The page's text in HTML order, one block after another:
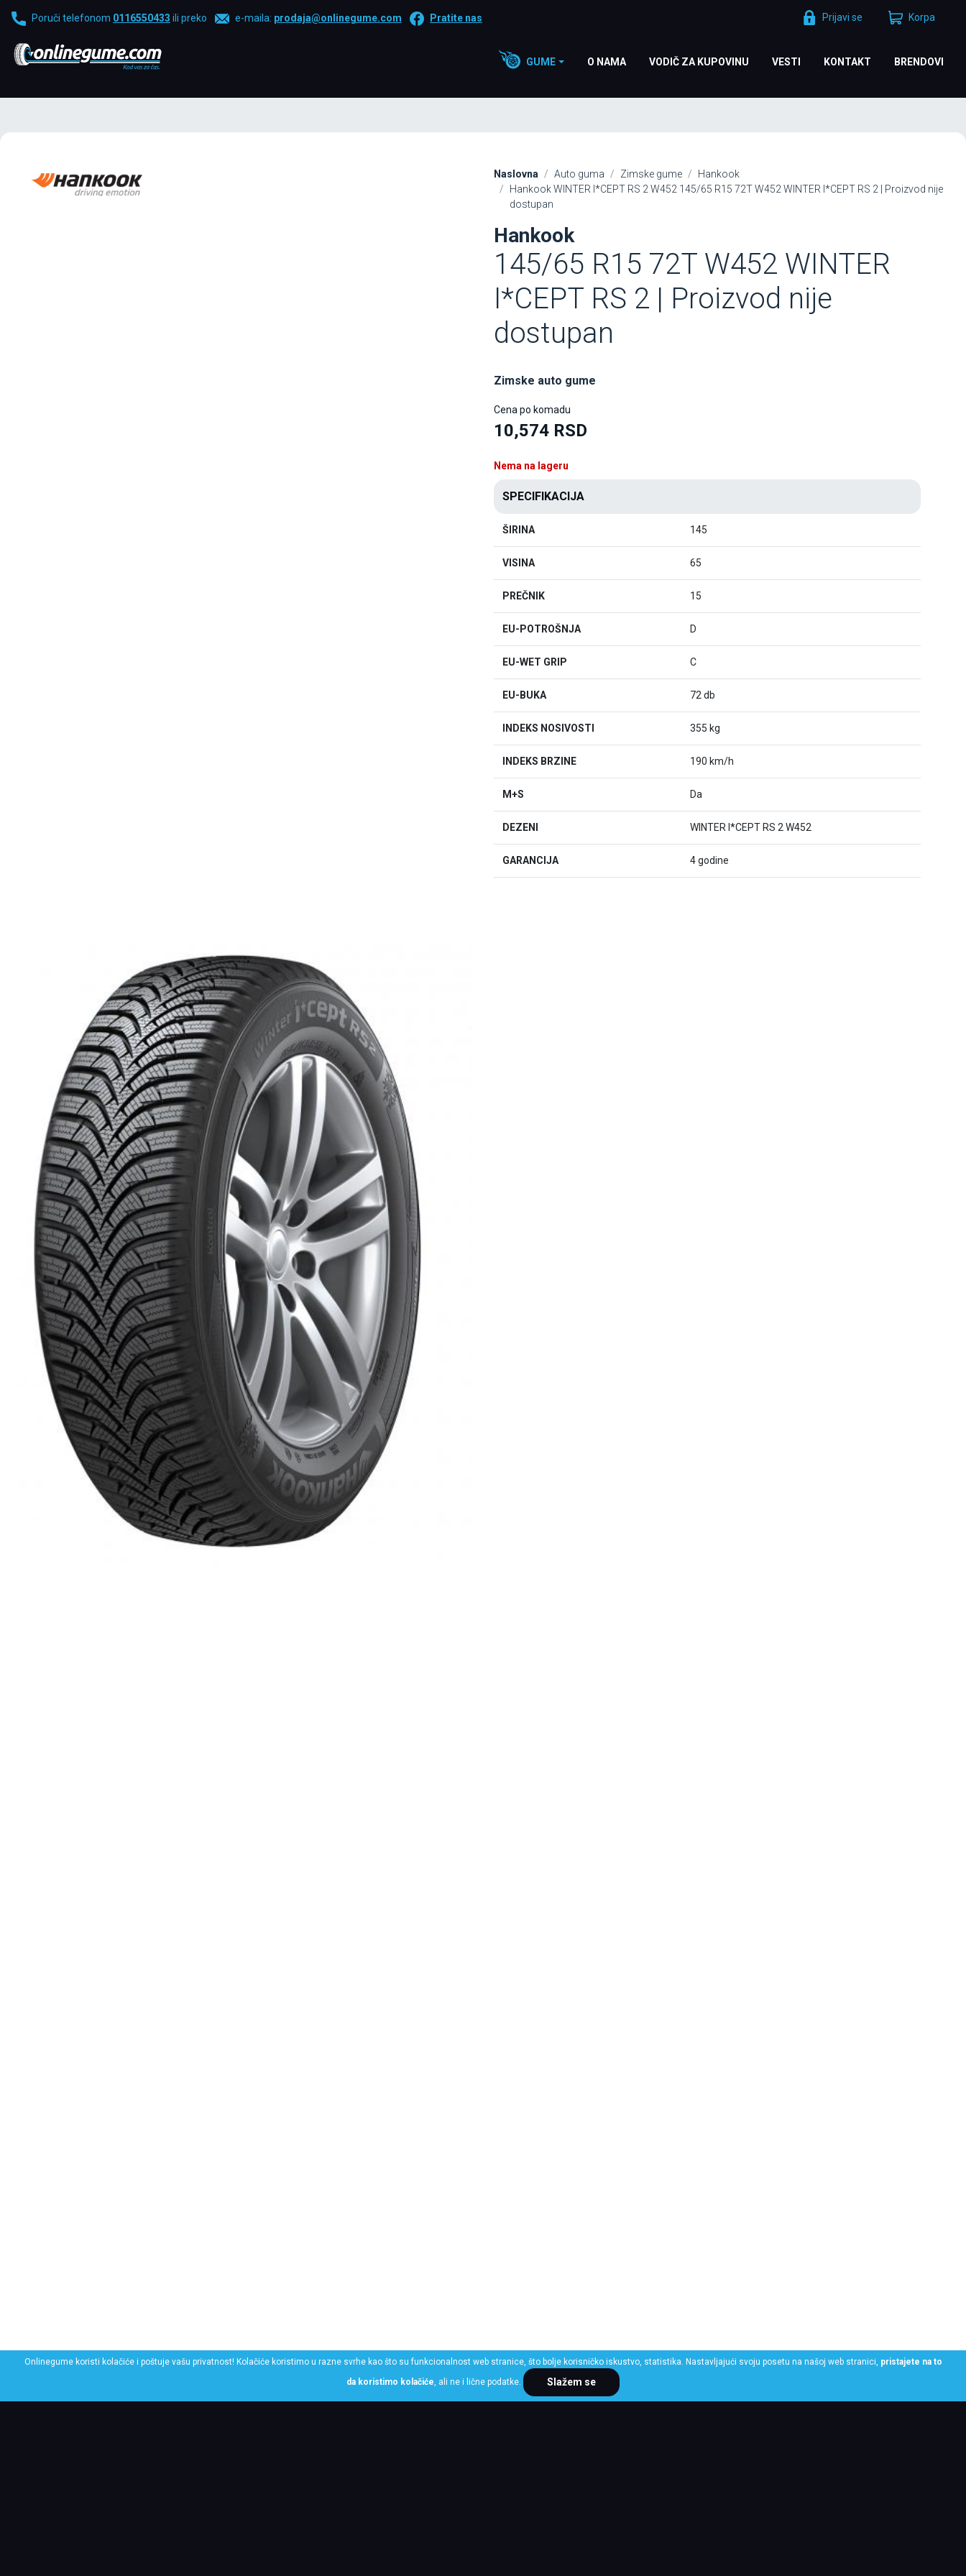
Poruči telefonom 0116550433 ili preko e-maila: prodaja@onlinegume.com Pratite nas Prijavi se Korpa
GUME O NAMA VODIČ ZA KUPOVINU VESTI KONTAKT BRENDOVI
Naslovna Auto guma Zimske gume
Hankook
Hankook WINTER I*CEPT RS 2 W452 145/65 R15 72T W452 WINTER I*CEPT RS 2 | Proizvod nije
dostupan
Hankook
145/65 R15 72T W452 WINTER
I*CEPT RS 2 | Proizvod nije
dostupan
Zimske auto gume
Cena po komadu
10,574 RSD
Nema na lageru
SPECIFIKACIJA
ŠIRINA 145
VISINA 65
PREČNIK 15
EU-POTROŠNJA D
EU-WET GRIP C
EU-BUKA 72 db
INDEKS NOSIVOSTI 355 kg
INDEKS BRZINE 190 km/h
M+S Da
DEZENI WINTER I*CEPT RS 2 W452
GARANCIJA 4 godine
Onlinegume koristi kolačiće i poštuje vašu privatnost! Kolačiće koristimo u razne svrhe kao što su funkcionalnost web stranice, što bolje korisničko iskustvo, statistika. Nastavljajući svoju posetu na našoj web stranici, pristajete na to
da koristimo kolačiće , ali ne i lične podatke. Slažem se